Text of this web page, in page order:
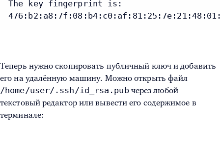
The key fingerprint is:
Теперь нужно скопировать публичный ключ и добавить
его на удалённую машину. Можно открыть файл
/home/user/.ssh/id_rsa.pubчерез любой
текстовый редактор или вывести его содержимое в
терминале: